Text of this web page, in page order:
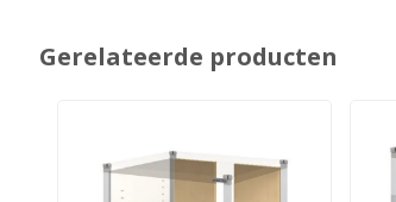
Gerelateerde producten